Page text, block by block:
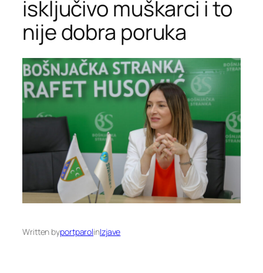
isključivo muškarci i to
nije dobra poruka
Written byportparolinIzjave